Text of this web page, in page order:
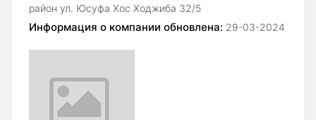
район ул. Юсуфа Хос Ходжиба 32/5
Информация о компании обновлена: 29-03-2024